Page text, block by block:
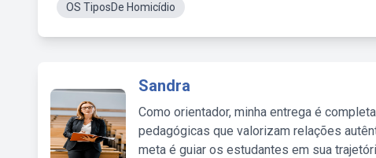
OS TiposDe Homicídio
Sandra
Como orientador, minha entrega é
pedagógicas que valorizam relações
meta é guiar os estudantes em sua